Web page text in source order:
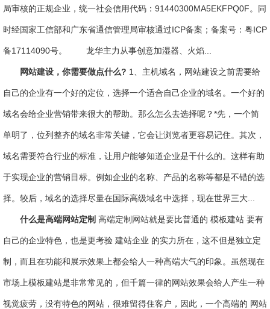
局审核的正规企业，统一社会信用代码：91440300MA5EKFPQ0F。同
时经国家工信部和广东省通信管理局审核通过ICP备案；备案号：粤ICP
备17114090号。 龙华主力从事创意加湿器、火焰...
网站建设，你需要做点什么? 1、主机域名，网站建设之前需要给
自己的企业有一个好的定位，选择一个适合自己企业的域名。一个好的
域名会给企业营销带来很大的帮助。那么怎么去选择呢？*先，一个简
单明了，位列整齐的域名非常关键，它会让浏览者更容易记住。其次，
域名需要符合行业的标准，让用户能够知道企业是干什么的。这样有助
于实现企业的营销目标。例如企业的名称、产品的名称等都是不错的选
择。较后，域名的选择尽量在国际高级域名中选择，现在世界三大...
什么是高端网站定制 高端定制网站就是要比普通的 模板建站 要有
自己的企业特色，也是更考验 建站企业 的实力所在，这不但是独立定
制，而且在功能和展示效果上都会给人一种高端大气的印象。虽然现在
市场上模板建站是非常常见的，但千篇一律的网站效果会给人产生一种
视觉疲劳，没有特色的网站，很难留得住客户，因此，一个高端的 网站